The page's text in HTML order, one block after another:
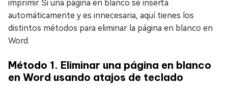
imprimir. Si una página en blanco se inserta
automáticamente y es innecesaria, aquí tienes los
distintos métodos para eliminar la página en blanco en
Word.
Método 1. Eliminar una página en blanco
en Word usando atajos de teclado